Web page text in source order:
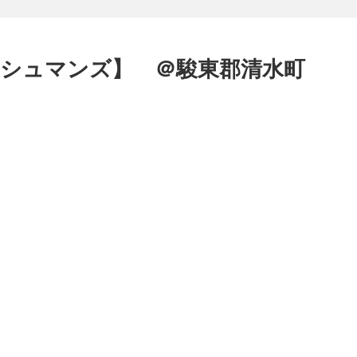
ュマンズ】 ＠駿東郡清水町